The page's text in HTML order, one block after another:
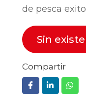
de pesca
Sin
Compartir